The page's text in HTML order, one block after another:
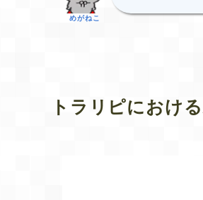
めがねこ
トラリピにおけ